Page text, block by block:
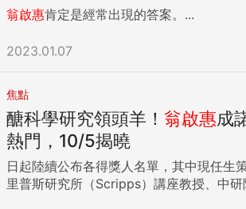
翁啟惠肯定是經常出現的答案。...
2023.01.07
焦點
醣科學研究領頭羊！ 翁啟惠成
熱門，10/5揭曉
日起陸續公布各得獎人名單，其中現任生
里普斯研究所（Scripps）講座教授、中